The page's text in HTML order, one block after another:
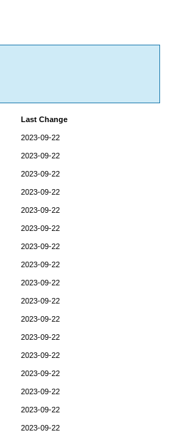
Last Change
2023-09-22
2023-09-22
2023-09-22
2023-09-22
2023-09-22
2023-09-22
2023-09-22
2023-09-22
2023-09-22
2023-09-22
2023-09-22
2023-09-22
2023-09-22
2023-09-22
2023-09-22
2023-09-22
2023-09-22